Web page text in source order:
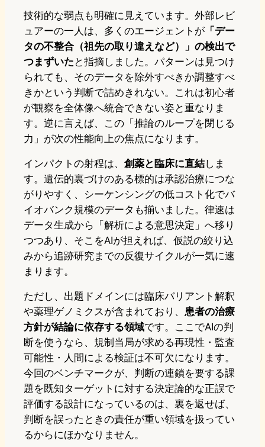
技術的な弱点も明確に見えています。外部レビ
ュアーの一人は、多くのエージェントが 「デー
タの不整合（祖先の取り違えなど）」の検出で
つまずいた と指摘しました。パターンは見つけ
られても、そのデータを除外すべきか調整すべ
きかという判断で詰めきれない。これは初心者
が観察を全体像へ統合できない姿と重なりま
す。逆に言えば、この「推論のループを閉じる
力」が次の性能向上の焦点になります。
インパクトの射程は、 創薬と臨床に直結しま
す。遺伝的裏づけのある標的は承認治療につな
がりやすく、シーケンシングの低コスト化でバ
イオバンク規模のデータも揃いました。律速は
データ生成から「解析による意思決定」へ移り
つつあり、そこをAIが担えれば、仮説の絞り込
みから追跡研究までの反復サイクルが一気に速
まります。
ただし、出題ドメインには臨床バリアント解釈
や薬理ゲノミクスが含まれており、 患者の治療
方針が結論に依存する領域です。ここでAIの判
断を使うなら、規制当局が求める再現性・監査
可能性・人間による検証は不可欠になります。
今回のベンチマークが、判断の連鎖を要する課
題を既知ターゲットに対する決定論的な正誤で
評価する設計になっているのは、裏を返せば、
判断を誤ったときの責任が重い領域を扱ってい
るからにほかなりません。